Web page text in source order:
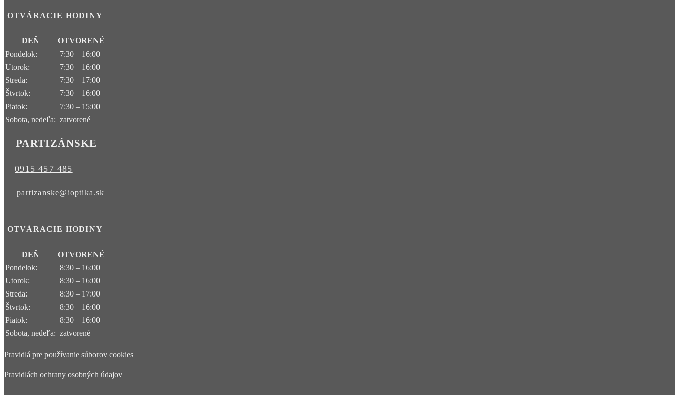
OTVÁRACIE HODINY
DEŇ
OTVORENÉ
Pondelok:
7:30 – 16:00
Utorok:
7:30 – 16:00
Streda:
7:30 – 17:00
Štvrtok:
7:30 – 16:00
Piatok:
7:30 – 15:00
Sobota, nedeľa: zatvorené
PARTIZÁNSKE
0915 457 485
partizanske@ioptika.sk
OTVÁRACIE HODINY
DEŇ
OTVORENÉ
Pondelok:
8:30 – 16:00
Utorok:
8:30 – 16:00
Streda:
8:30 – 17:00
Štvrtok:
8:30 – 16:00
Piatok:
8:30 – 16:00
Sobota, nedeľa: zatvorené
Pravidlá pre používanie súborov cookies
Pravidlách ochrany osobných údajov